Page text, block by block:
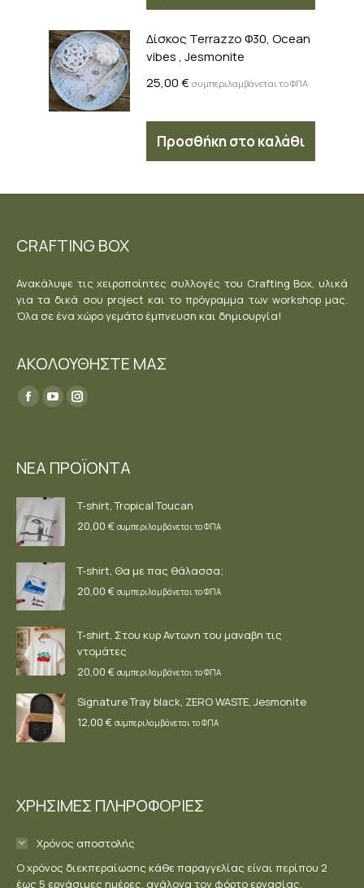
Δίσκος Terrazzo Φ30, Ocean
vibes , Jesmonite
25,00€ συμπεριλαμβάνεται το ΦΠΑ
Προσθήκη στο καλάθι
CRAFTING BOX
Ανακάλυψε τις χειροποίητες συλλογές του Crafting Box, υλικά
για τα δικά σου project και το πρόγραμμα των workshop μας.
Όλα σε ένα χώρο γεμάτο έμπνευση και δημιουργία!
ΑΚΟΛΟΥΘΗΣΤΕ ΜΑΣ
Find us on:
Facebook
in
window
YouTube
in
window
Instagram
in
window
ΝΕΑ ΠΡΟΪΟΝΤΑ
T-shirt, Tropical Toucan
20,00 € συμπεριλαμβάνεται το ΦΠΑ
T-shirt, Θα με πας θάλασσα;
20,00 € συμπεριλαμβάνεται το ΦΠΑ
T-shirt, Στου κυρ Αντωνη του μαναβη τις
ντομάτες
20,00 € συμπεριλαμβάνεται το ΦΠΑ
Signature Tray black, ZERO WASTE, Jesmonite
12,00 € συμπεριλαμβάνεται το ΦΠΑ
ΧΡΗΣΙΜΕΣ ΠΛΗΡΟΦΟΡΙΕΣ
Χρόνος αποστολής
Ο χρόνος διεκπεραίωσης κάθε παραγγελίας είναι περίπου 2
έως 5 εργάσιμες ημέρες, ανάλογα τον φόρτο εργασίας.